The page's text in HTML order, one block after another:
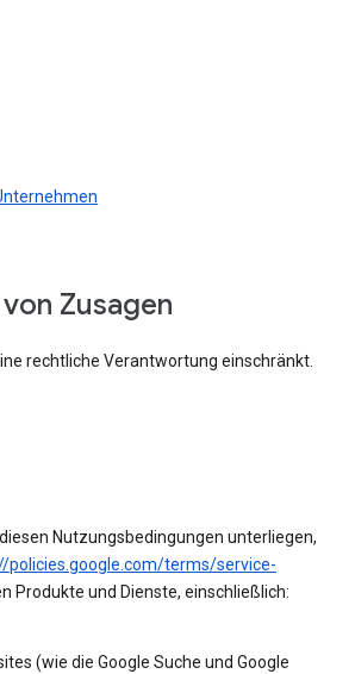
von Zusagen
rechtliche Verantwortung einschränkt.
Nutzungsbedingungen unterliegen,
policies.google.com/terms/service-
Produkte und Dienste, einschließlich:
(wie die Google Suche und Google